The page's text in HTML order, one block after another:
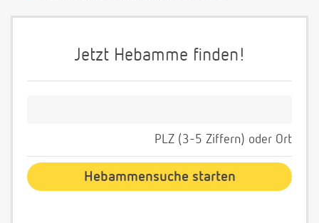
Jetzt Hebamme finden!
PLZ (3-5 Ziffern) oder Ort